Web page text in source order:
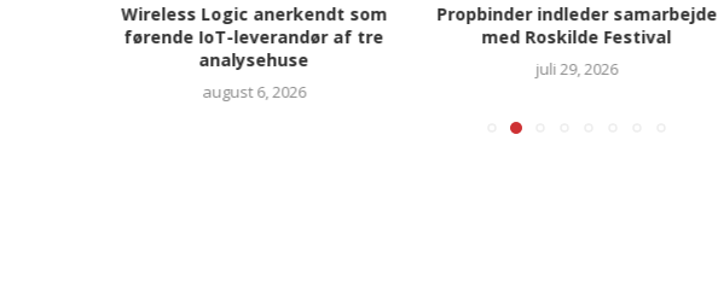
Wireless Logic anerkendt som
førende IoT-leverandør af tre
analysehuse
august 6, 2026
Propbinder indleder samarbejde
med Roskilde Festival
juli 29, 2026